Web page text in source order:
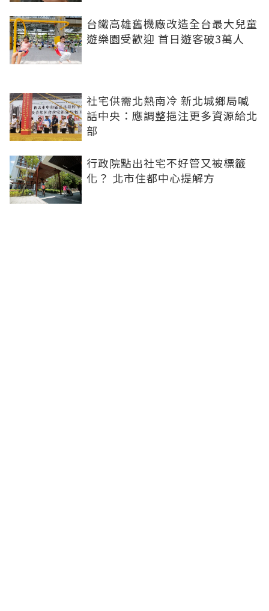
台鐵高雄舊機廠改造全台最大兒童
遊樂園受歡迎 首日遊客破3萬人
社宅供需北熱南冷 新北城鄉局喊
話中央：應調整挹注更多資源給北
部
行政院點出社宅不好管又被標籤
化？ 北市住都中心提解方